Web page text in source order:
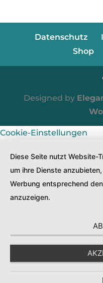
Datenschutz
Shop
Designed by
Cookie-Einstellungen
Diese Seite nutzt Website-
um ihre Dienste
Werbung entsprechend
anzuzeigen.